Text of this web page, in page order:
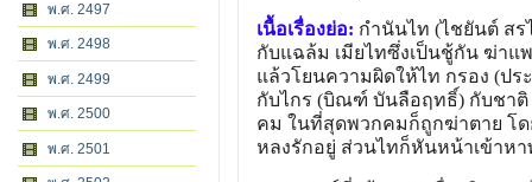
พ.ศ. 2497
พ.ศ. 2498
พ.ศ. 2499
พ.ศ. 2500
พ.ศ. 2501
เนื้อเรื่องย่อ: กำนันไท (ไชยันต์ ส
กับแฉล้ม เมียไทซึ่งเป็นชู้กัน ฆ่าแ
แล้วโยนความผิดให้ไท กรอง (ป
กับไกร (บิณฑ์ บันลือฤทธิ์) กับชาติ
คม ในที่สุดพวกคมก็ถูกฆ่าตาย โด
หลงรักอยู่ ส่วนไทก็หันหน้าเข้าห